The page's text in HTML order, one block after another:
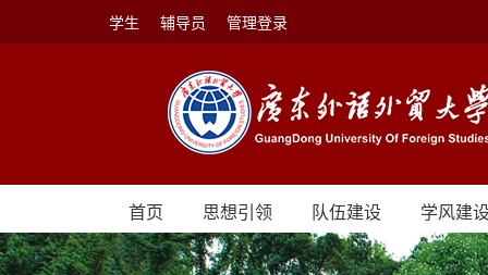
学生 辅导员 管理登录
首页 思想引领 队伍建设 学风建